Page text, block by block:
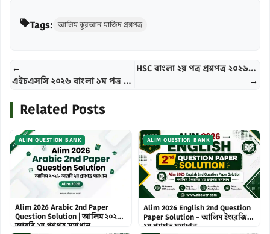
Tags: আলিম কুরআন মাজিদ প্রশ্নপত্র
←
এইচএসসি ২০২৬ বাংলা ১ম পত্র CQ ও MCQ উত্তরমালা (Set: ঘ) – HSC 2026 Bangla 1st Paper CQ & MCQ Solved
HSC বাংলা ২য় পত্র প্রশ্নপত্র ২০২৬ (Set: ০৪) – Bangla 2nd Paper Question Solved
→
Related Posts
ALIM QUESTION BANK
Alim 2026 Arabic 2nd Paper
Question Solution | আলিম ২০২৬
আরবি ২য় প্রশ্নপত্র সমাধান
ALIM QUESTION BANK
Alim 2026 English 2nd Question
Paper Solution – আলিম ইংরেজি
২য় প্রশ্নপত্র সমাধান